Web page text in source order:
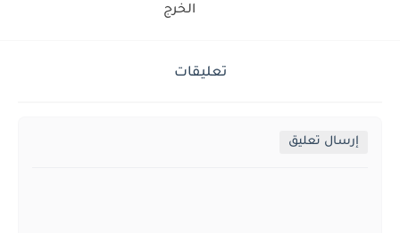
الخرج
تعليقات
إرسال تعليق